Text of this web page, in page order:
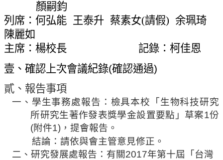
秘
書
室
務
團
隊
編
顏嗣鈞
列席：何弘能 王泰升 蔡素女(請假) 余珮琦
陳麗如
主席：楊校長
記錄：柯佳恩
壹、確認上次會議紀錄(確認通過)
貳、報告事項
一、學生事務處報告：檢具本校「生物科技研究
所研究生著作發表獎學金設置要點」草案1份
(附件1) ，提會報告。
結論 ： 請依與會主管意見修正。
二、研究發展處報告：有關2017年第十屆「台灣